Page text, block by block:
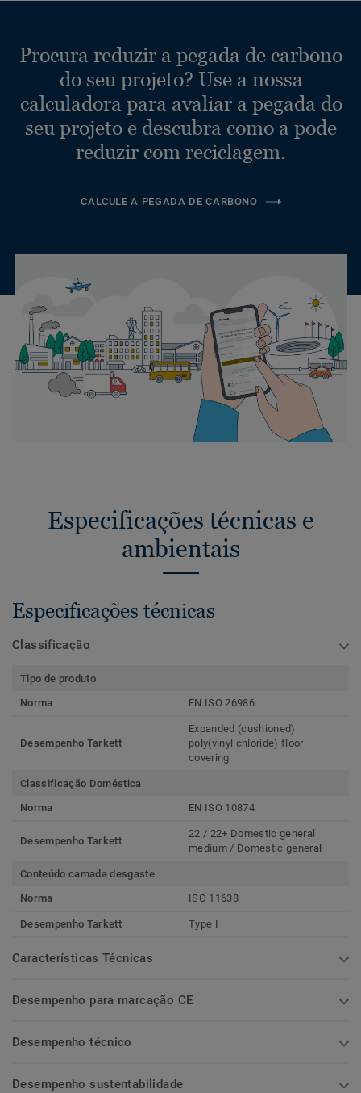
Procura reduzir a pegada de carbono
do seu projeto? Use a nossa
calculadora para avaliar a pegada do
seu projeto e descubra como a pode
reduzir com reciclagem.
CALCULE A PEGADA DE CARBONO
Especificações técnicas e
ambientais
Especificações técnicas
Classificação
Tipo de produto
Norma
EN ISO 26986
Desempenho Tarkett
Expanded (cushioned)
poly(vinyl chloride) floor
covering
Classificação Doméstica
Norma
EN ISO 10874
Desempenho Tarkett
22 / 22+ Domestic general
medium / Domestic general
Conteúdo camada desgaste
Norma
ISO 11638
Desempenho Tarkett Type I
Características Técnicas
Desempenho para marcação CE
Desempenho técnico
Desempenho sustentabilidade